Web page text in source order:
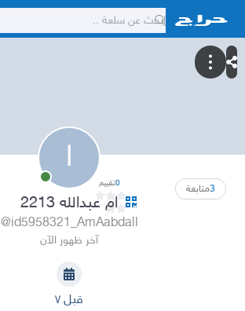
ا
3متابعة 0تقييم
ام عبدالله 2213
@id5958321_AmAabdall
آخر ظهور الآن
قبل ٧